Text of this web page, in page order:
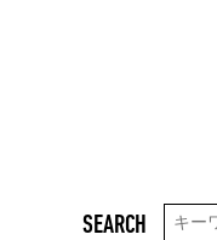
SEARCH